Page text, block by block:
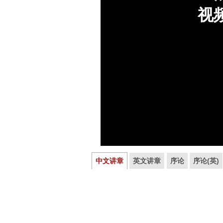
中文讲章 英文讲章 序论 序论(英)